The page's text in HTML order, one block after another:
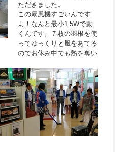
ただきました。
この扇風機すごいんです
よ！なんと最小1.5Wで動
くんです。７枚の羽根を使
ってゆっくりと風をあてる
のでお休み中でも熱を奪い